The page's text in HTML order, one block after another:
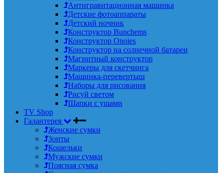
Антигравитационная машинка
Детские фотоаппараты
Детский ночник
Конструктор Bunchems
Конструктор Onoies
Конструктор на солнечной батареи
Магнитный конструктор
Маркеры для скетчинга
Машинка-перевертыш
Наборы для рисования
Рисуй светом
Шапки с ушами
TV Shop
Галантерея
Женские сумки
Зонты
Кошельки
Мужские сумки
Поясная сумка